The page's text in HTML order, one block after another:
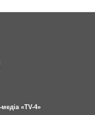
«TV-4»